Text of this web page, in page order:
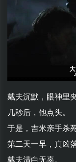
戴夫沉默，眼神里
几秒后，他点头。
于是，吉米亲手杀
第二天一早，真凶落
戴夫清白无辜。